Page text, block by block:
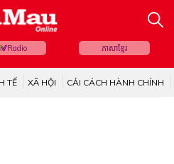
Radio ភាសាខ្មែរ
TẾ XÃ HỘI CẢI CÁCH HÀNH CHÍNH